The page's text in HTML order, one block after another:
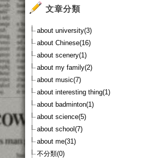
文章分類
about university(3)
about Chinese(16)
about scenery(1)
about my family(2)
about music(7)
about interesting thing(1)
about badminton(1)
about science(5)
about school(7)
about me(31)
不分類(0)